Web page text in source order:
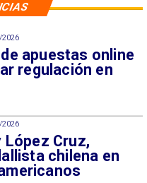
apuestas online
regulación en
López Cruz,
chilena en